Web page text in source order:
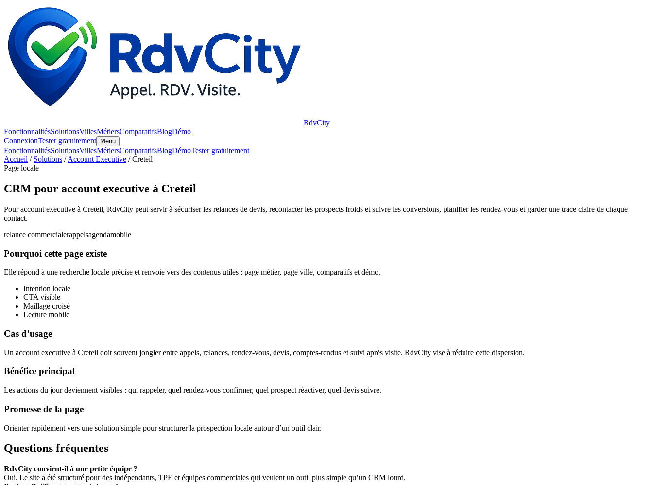
RdvCity
FonctionnalitésSolutionsVillesMétiersComparatifsBlogDémo
ConnexionTester gratuitement Menu
FonctionnalitésSolutionsVillesMétiersComparatifsBlogDémoTester gratuitement
Accueil / Solutions /Account Executive / Creteil
Page locale
CRM pour account executive à Creteil
Pour account executive à Creteil, RdvCity peut servir à sécuriser les relances de devis, recontacter les prospects froids et suivre les conversions, planifier les rendez-vous et garder une trace claire de chaque
contact.
relance commercialerappelsagendamobile
Pourquoi cette page existe
Elle répond à une recherche locale précise et renvoie vers des contenus utiles : page métier, page ville, comparatifs et démo.
Intention locale
CTA visible
Maillage croisé
Lecture mobile
Cas d’usage
Un account executive à Creteil doit souvent jongler entre appels, relances, rendez-vous, devis, comptes-rendus et suivi après visite. RdvCity vise à réduire cette dispersion.
Bénéfice principal
Les actions du jour deviennent visibles : qui rappeler, quel rendez-vous confirmer, quel prospect réactiver, quel devis suivre.
Promesse de la page
Orienter rapidement vers une solution simple pour structurer la prospection locale autour d’un outil clair.
Questions fréquentes
RdvCity convient-il à une petite équipe ?
Oui. Le site a été structuré pour des indépendants, TPE et équipes commerciales qui veulent un outil plus simple qu’un CRM lourd.